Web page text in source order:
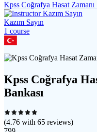
Kpss Coğrafya Hasat Zamanı
Kazım Sayın
1 course
Kpss Coğrafya
Bankası
(4.76 with 65 reviews)